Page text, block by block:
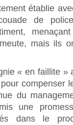
établie
de
mais ils
« en faillite »
compenser
du
une
dans le